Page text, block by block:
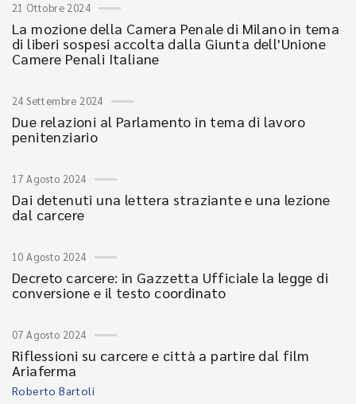
21 Ottobre 2024
La mozione della Camera Penale di Milano in tema
di liberi sospesi accolta dalla Giunta dell'Unione
Camere Penali Italiane
24 Settembre 2024
Due relazioni al Parlamento in tema di lavoro
penitenziario
17 Agosto 2024
Dai detenuti una lettera straziante e una lezione
dal carcere
10 Agosto 2024
Decreto carcere: in Gazzetta Ufficiale la legge di
conversione e il testo coordinato
07 Agosto 2024
Riflessioni su carcere e città a partire dal film
Ariaferma
Roberto Bartoli